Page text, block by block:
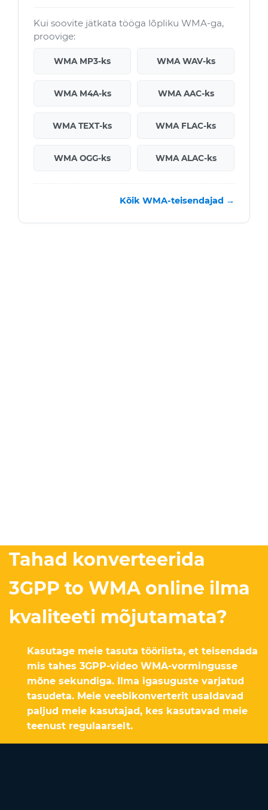
Kui soovite jätkata tööga lõpliku WMA-ga,
proovige:
WMA MP3-ks WMA WAV-ks
WMA M4A-ks WMA AAC-ks
WMA TEXT-ks WMA FLAC-ks
WMA OGG-ks WMA ALAC-ks
Kõik WMA-teisendajad →
Tahad konverteerida
3GPP to WMA online ilma
kvaliteeti mõjutamata?
Kasutage meie tasuta tööriista, et teisendada
mis tahes 3GPP-video WMA-vormingusse
mõne sekundiga. Ilma igasuguste varjatud
tasudeta. Meie veebikonverterit usaldavad
paljud meie kasutajad, kes kasutavad meie
teenust regulaarselt.